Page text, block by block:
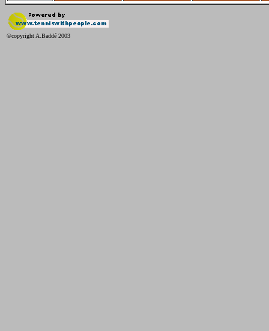
©copyright A.Baddé 2003